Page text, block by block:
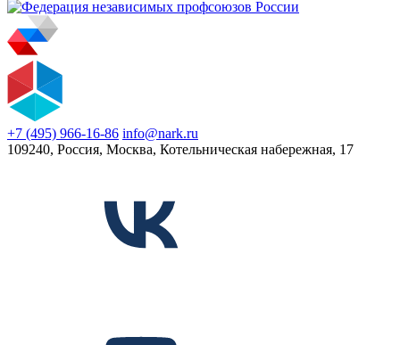
+7 (495) 966-16-86 info@nark.ru
109240, Россия, Москва, Котельническая набережная, 17